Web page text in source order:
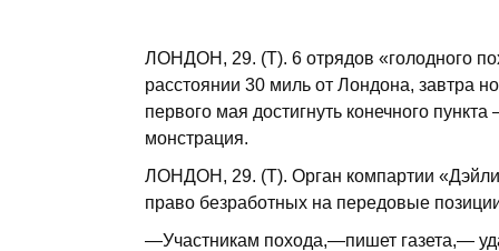
ЛОНДОН, 29. (Т). 6 отрядов «голодно­го
расстоянии 30 миль от Лондо­на, завтра
первого мая достигнуть конечного
монстрация.
ЛОНДОН, 29. (Т). Орган компартии «Дэйли
право безработных на передовые
—Участникам похода,—пишет газета,—